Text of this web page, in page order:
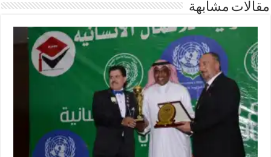
مقالات مشابهة